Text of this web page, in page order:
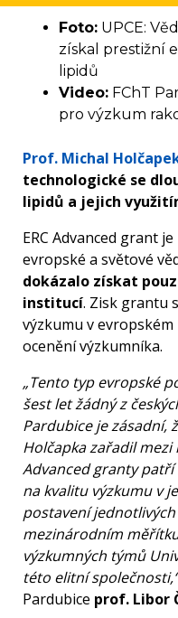
Foto: UPCE:
získal prestižní
lipidů
Video: FChT
pro výzkum
Prof. Michal
technologické se
lipidů a jejich
ERC Advanced grant
evropské a světové
dokázalo získat
institucí. Zisk grantu
výzkumu v
ocenění výzkumníka.
„Tento typ evropské
šest let žádný z
Pardubice je zásadní,
Holčapka zařadil mezi
Advanced granty
na kvalitu výzkumu v
postavení
mezinárodním
výzkumných týmů
této elitní společnosti,“
Pardubice prof. Libor